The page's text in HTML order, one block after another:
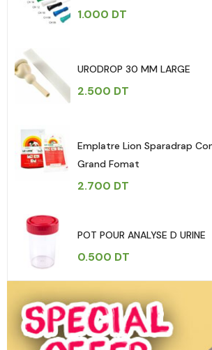
1.000 DT
URODROP 30 MM LARGE
2.500 DT
Emplatre Lion Sparadrap
Grand Fomat
2.700 DT
POT POUR ANALYSE D URINE
0.500 DT